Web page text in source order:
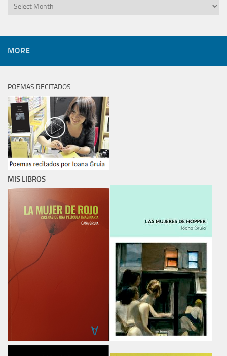
Archives
MORE
POEMAS RECITADOS
MIS LIBROS